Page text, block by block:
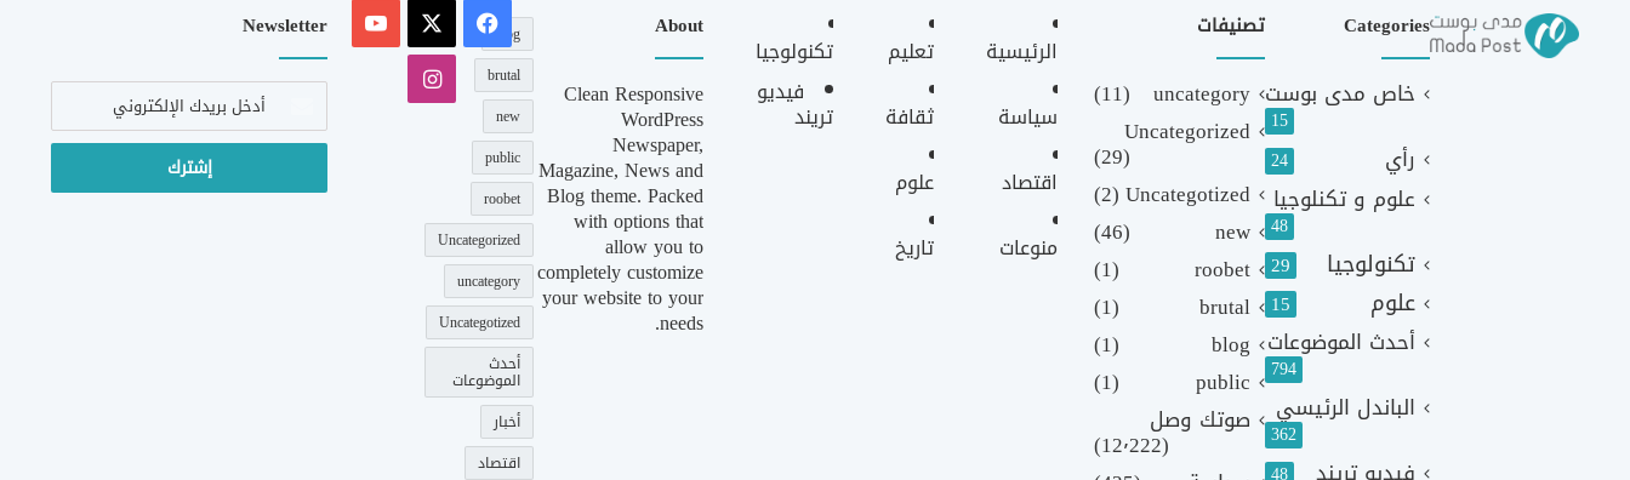
Categories
خاص مدى بوست
15
رأي 24
علوم و تكنلوجيا
48
تكنولوجيا 29
علوم 15
أحدث الموضوعات
794
الباندل الرئيسي
362
تصنيفات
uncategory
(11)
Uncategorized
(29)
Uncategotized
(2)
new
(46)
roobet
(1)
brutal
(1)
blog
(1)
public
(1)
صوتك وصل
(12٬222)
الرئيسية
سياسة
اقتصاد
منوعات
تعليم
ثقافة
علوم
تاريخ
تكنولوجيا
فيديو
تريند
About
Clean Responsive
WordPress
Newspaper,
Magazine, News and
Blog theme. Packed
with options that
allow you to
completely customize
your website to your
needs.
blog
brutal
new
public
roobet
Uncategorized
uncategory
Uncategotized
أحدث
الموضوعات
أخبار
اقتصاد
فيسبوك
‫X
‫YouTube
انستقرام
Newsletter
أدخل
الإلكتروني